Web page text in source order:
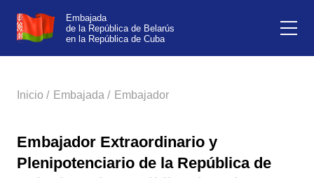
Embajada
de la República de Belarús
en la República de Cuba
Inicio / Embajada / Embajador
Embajador Extraordinario y
Plenipotenciario de la República de